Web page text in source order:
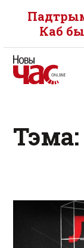
Каб